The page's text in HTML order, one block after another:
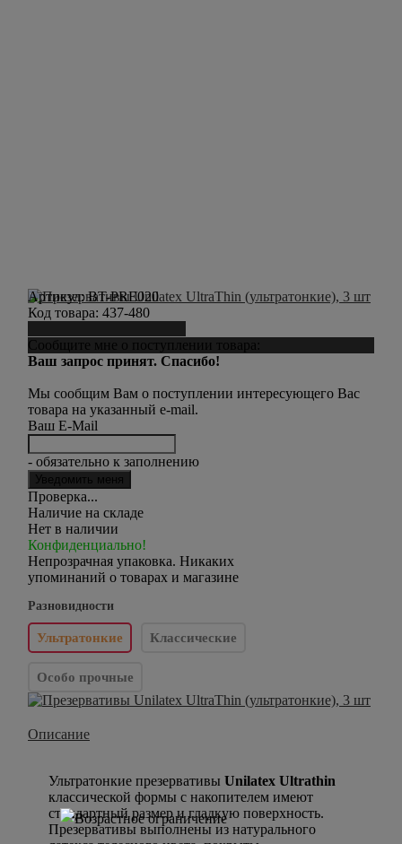
Артикул:BT-PRE020
Код товара: 437-480
Сообщите мне о поступлении товара:
Ваш запрос принят. Спасибо!
Мы сообщим Вам о поступлении интересующего Вас
товара на указанный e-mail.
Ваш E-Mail
- обязательно к заполнению
Проверка...
Наличие на складе
Нет в наличии
Конфиденциально!
Непрозрачная упаковка. Никаких
упоминаний о товарах и магазине
Разновидности
Ультратонкие Классические
Особо прочные
Описание
Ультратонкие презервативы Unilatex Ultrathin
классической формы с накопителем имеют
стандартный размер и гладкую поверхность.
Презервативы выполнены из натурального